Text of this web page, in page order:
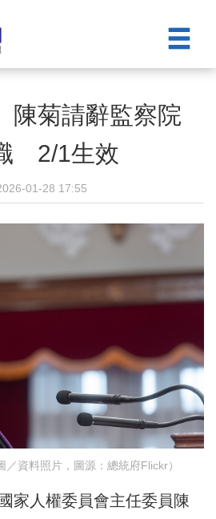
菊請辭監察院
2/1生效
01-28 17:55
／資料照片，圖源：總統府Flickr）
家人權委員會主任委員陳